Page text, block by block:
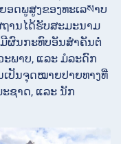
ດພູສູງຂອງທະເລསາບ
ຖານໄດ້ຮັບສະມະນາມ
ມີຜົນກະທົບອັນສຳຄັນຕໍ່
ພາບ, ແລະ ມໍລະດົກ
ເປັນຈຸດໝາຍປາຍທາງທີ່
ຊາດ, ແລະ ນັກ